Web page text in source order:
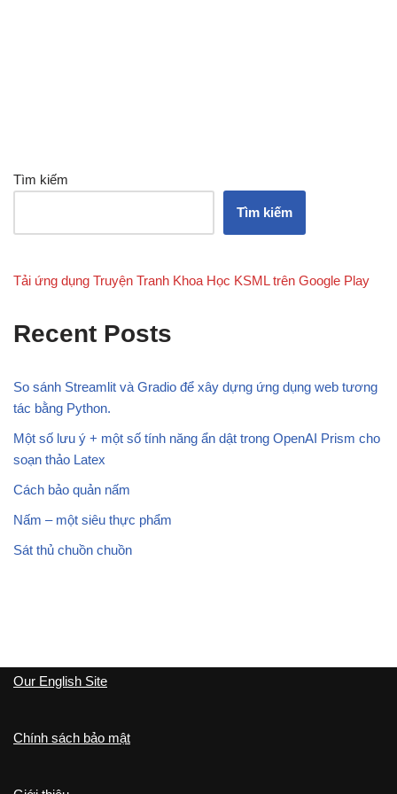
Tìm kiếm
Tìm kiếm
Tải ứng dụng Truyện Tranh Khoa Học KSML trên Google Play
Recent Posts
So sánh Streamlit và Gradio để xây dựng ứng dụng web tương
tác bằng Python.
Một số lưu ý + một số tính năng ẩn dật trong OpenAI Prism cho
soạn thảo Latex
Cách bảo quản nấm
Nấm – một siêu thực phẩm
Sát thủ chuồn chuồn
Our English Site
Chính sách bảo mật